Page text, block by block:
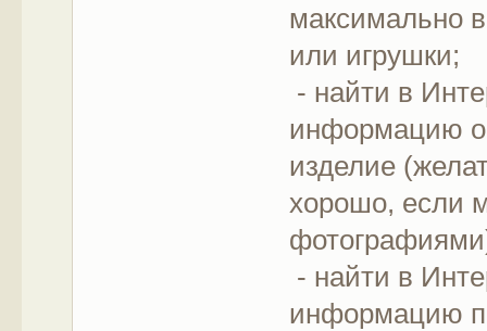
максимально
или игрушки;
- найти в
информацию о
изделие
хорошо, если
- найти в
информацию